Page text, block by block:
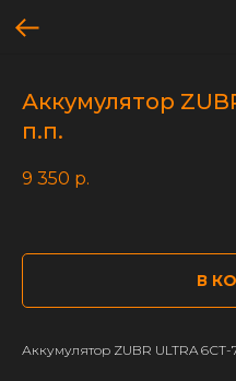
Аккумулятор
п.п.
9 350 р.
В
Аккумулятор ZUBR ULTRA 6СТ-